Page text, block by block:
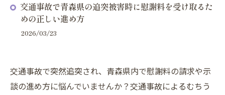
交通事故で青森県の追突被害時に慰謝料を受け取るた
めの正しい進め方
2026/03/23
交通事故で突然追突され、青森県内で慰謝料の請求や示
談の進め方に悩んでいませんか？交通事故によるむちう